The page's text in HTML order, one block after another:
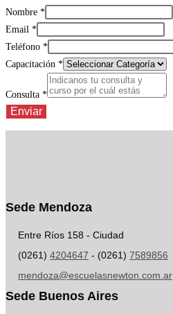
Nombre *
Email *
Teléfono *
Capacitación *
Consulta *
Enviar
Sede Mendoza
Entre Ríos 158 - Ciudad
(0261) 4204647 - (0261) 7589856
mendoza@escuelasnewton.com.ar
Sede Buenos Aires